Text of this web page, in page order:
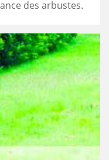
des arbustes.